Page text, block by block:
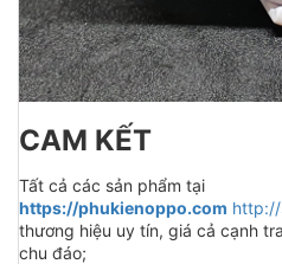
CAM KẾT
Tất cả các sản phẩm tại
https://phukienoppo.com http://
thương hiệu uy tín, giá cả cạnh
chu đáo;